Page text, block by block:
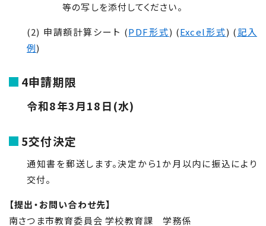
等の写しを添付してください。
(2) 申請額計算シート (PDF形式) (Excel形式) (記入
例)
4申請期限
令和8年3月18日(水)
5交付決定
通知書を郵送します。決定から1か月以内に振込により
交付。
【提出・お問い合わせ先】
南さつま市教育委員会 学校教育課 学務係